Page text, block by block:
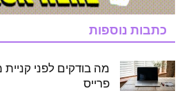
כתבות נוספות
מה בודקים לפני
פרייס